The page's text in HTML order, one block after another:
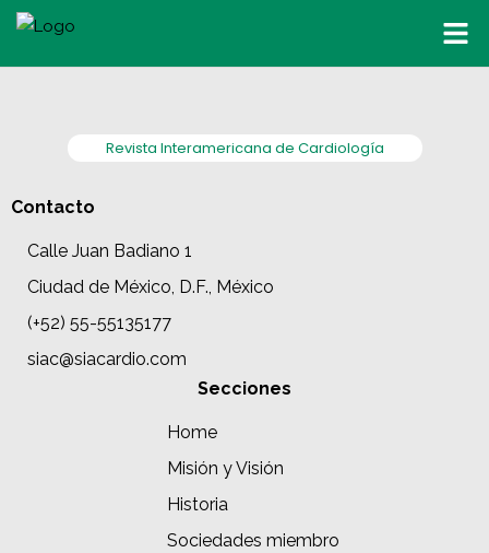
Revista Interamericana de Cardiología
Contacto
Calle Juan Badiano 1
Ciudad de México, D.F., México
(+52) 55-55135177
siac@siacardio.com
Secciones
Home
Misión y Visión
Historia
Sociedades miembro